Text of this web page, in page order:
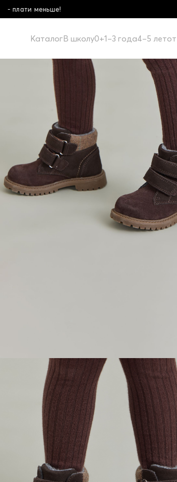
Школьная
КаталогВ школу0+1–3 года4–5 лет